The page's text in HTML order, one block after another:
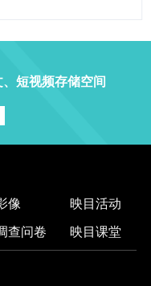
短视频存储空间
像
查问卷
映目活动
映目课堂